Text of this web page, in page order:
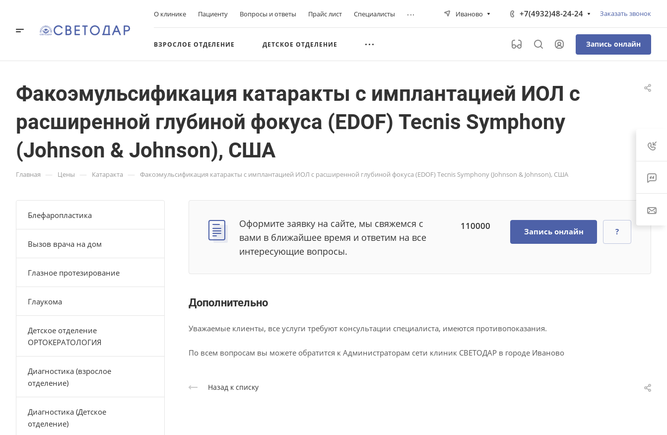
О клинике Пациенту Вопросы и ответы Прайс лист Специалисты ... Иваново +7(4932)48-24-24 Заказать звонок
ВЗРОСЛОЕ ОТДЕЛЕНИЕ ДЕТСКОЕ ОТДЕЛЕНИЕ Запись онлайн
Факоэмульсификация катаракты с имплантацией ИОЛ с
расширенной глубиной фокуса (EDOF) Tecnis Symphony
(Johnson & Johnson), США
Главная — Цены — Катаракта — Факоэмульсификация катаракты с имплантацией ИОЛ с расширенной глубиной фокуса (EDOF) Tecnis Symphony (Johnson & Johnson), США
Оформите заявку на сайте, мы свяжемся с
вами в ближайшее время и ответим на все
интересующие вопросы.
110000 Запись онлайн ?
Дополнительно
Уважаемые клиенты, все услуги требуют консультации специалиста, имеются противопоказания.
По всем вопросам вы можете обратится к Администраторам сети клиник СВЕТОДАР в городе Иваново
Назад к списку
Блефаропластика
Вызов врача на дом
Глазное протезирование
Глаукома
Детское отделение
ОРТОКЕРАТОЛОГИЯ
Диагностика (взрослое
отделение)
Диагностика (Детское
отделение)